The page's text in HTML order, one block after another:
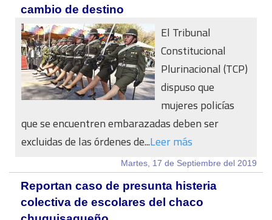
cambio de destino
El Tribunal
Constitucional
Plurinacional (TCP)
dispuso que
mujeres policías
que se encuentren embarazadas deben ser
excluidas de las órdenes de...Leer más
Martes, 17 de Septiembre del 2019
Reportan caso de presunta histeria
colectiva de escolares del chaco